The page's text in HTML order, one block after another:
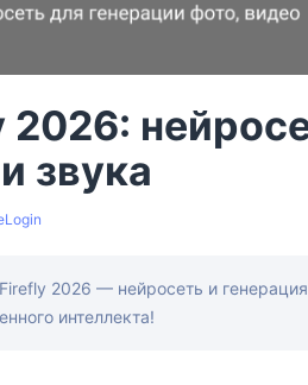
звука
2026 — нейросеть и
интеллекта!